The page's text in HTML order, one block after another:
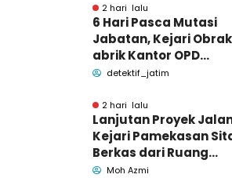
2 hari lalu
6 Hari Pasca Mutasi
Jabatan, Kejari
abrik Kantor OPD
Pemkab Pamekasan
detektif_jatim
2 hari lalu
Lanjutan Proyek
Kejari Pamekasan
Berkas dari Ruang
Pemkab Pamekasan
Moh Azmi